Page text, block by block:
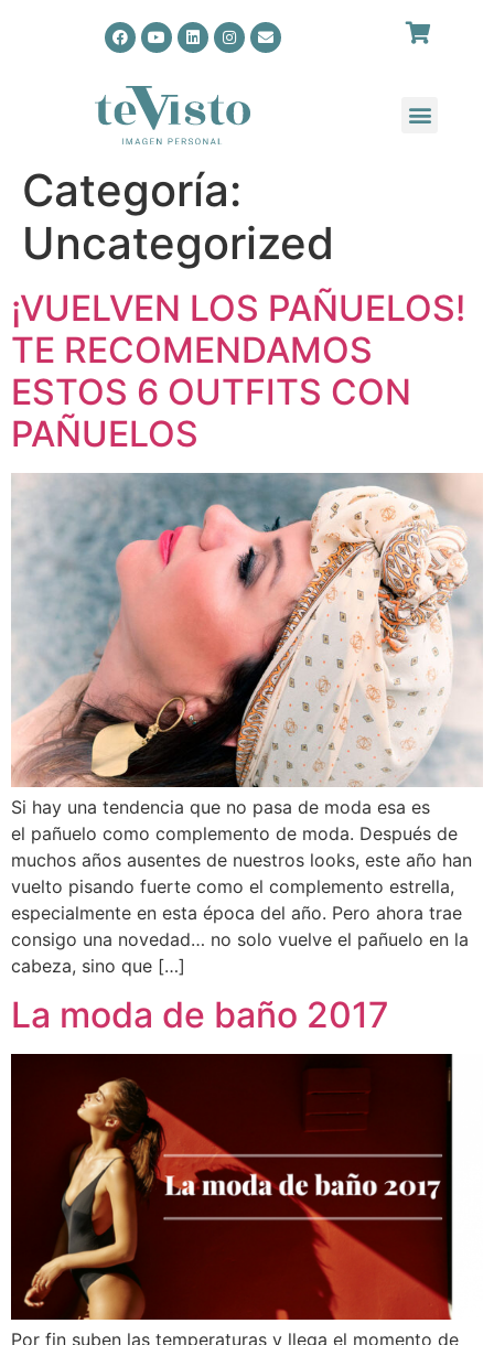
Categoría:
Uncategorized
¡VUELVEN LOS PAÑUELOS!
TE RECOMENDAMOS
ESTOS 6 OUTFITS CON
PAÑUELOS
Si hay una tendencia que no pasa de moda esa es
el pañuelo como complemento de moda. Después de
muchos años ausentes de nuestros looks, este año han
vuelto pisando fuerte como el complemento estrella,
especialmente en esta época del año. Pero ahora trae
consigo una novedad… no solo vuelve el pañuelo en la
cabeza, sino que […]
La moda de baño 2017
Por fin suben las temperaturas y llega el momento de